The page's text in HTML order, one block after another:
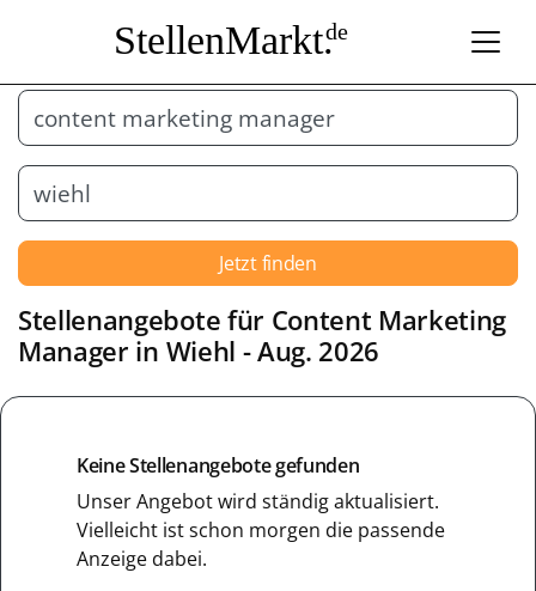
StellenMarkt.de
Jetzt finden
Stellenangebote für Content Marketing
Manager in Wiehl - Aug. 2026
Keine Stellenangebote gefunden
Unser Angebot wird ständig aktualisiert.
Vielleicht ist schon morgen die passende
Anzeige dabei.